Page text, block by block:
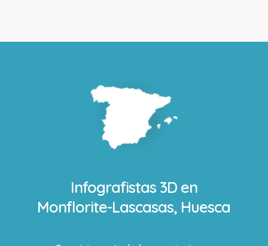
Infografistas 3D en
Monflorite-Lascasas, Huesca